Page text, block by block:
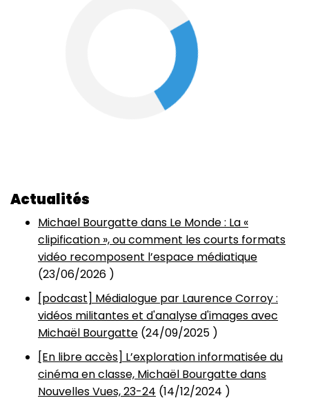
Actualités
Michael Bourgatte dans Le Monde : La «
clipification », ou comment les courts formats
vidéo recomposent l’espace médiatique
(23/06/2026 )
[podcast] Médialogue par Laurence Corroy :
vidéos militantes et d'analyse d'images avec
Michaël Bourgatte (24/09/2025 )
[En libre accès] L’exploration informatisée du
cinéma en classe, Michaël Bourgatte dans
Nouvelles Vues, 23-24 (14/12/2024 )